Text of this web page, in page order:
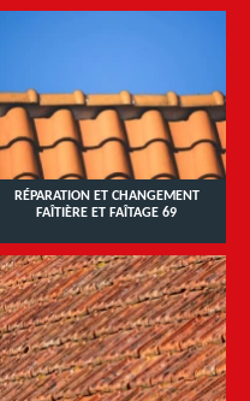
RÉPARATION ET CHANGEMENT
FAÎTIÈRE ET FAÎTAGE 69